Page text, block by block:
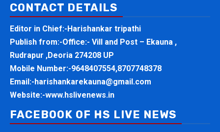
CONTACT DETAILS
Editor in Chief:-Harishankar tripathi
Publish from:-Office:- Vill and Post – Ekauna ,
Rudrapur ,Deoria 274208 UP
Mobile Number:-9648407554,8707748378
Email:-harishankarekauna@gmail.com
Website:-www.hslivenews.in
FACEBOOK OF HS LIVE NEWS